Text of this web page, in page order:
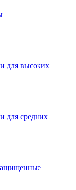
для высоких
для средних